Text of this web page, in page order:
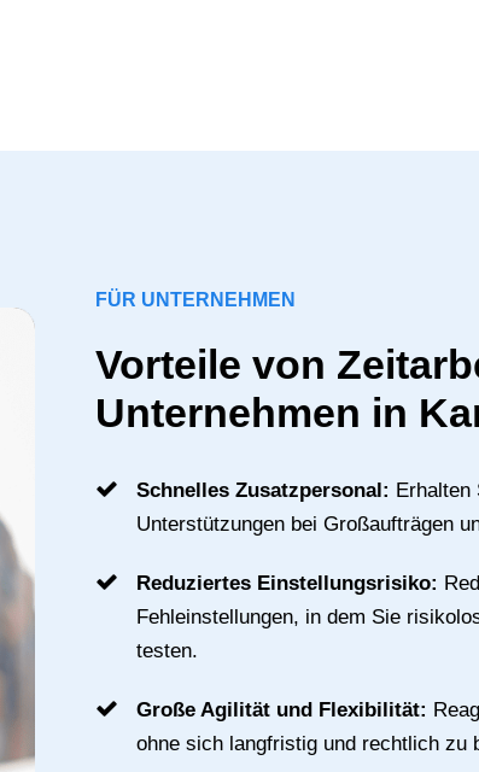
FÜR UNTERNEHMEN
Vorteile von
Unternehmen in
Schnelles Zusatzpersonal: Erhalten
Unterstützungen bei Großaufträgen
Reduziertes Einstellungsrisiko:
Fehleinstellungen, in dem Sie
testen.
Große Agilität und Flexibilität:
ohne sich langfristig und rechtlich zu